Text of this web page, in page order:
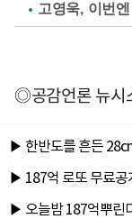
고영욱, 이번
◎공감언론 뉴시